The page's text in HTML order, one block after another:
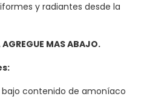
y radiantes desde la
MAS ABAJO.
contenido de amoníaco